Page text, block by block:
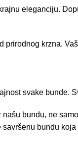
eleganciju.
krzna.
svake
bundu, ne
bundu